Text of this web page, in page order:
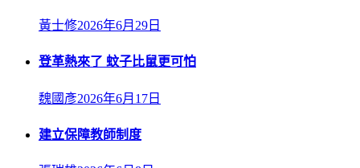
黃士修2026年6月29日
登革熱來了 蚊子比鼠更可怕
魏國彥2026年6月17日
建立保障教師制度